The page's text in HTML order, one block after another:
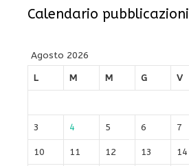
Calendario pubblicazioni
Agosto 2026
L
M M G V
3 4 5 6 7
10 11 12 13 14